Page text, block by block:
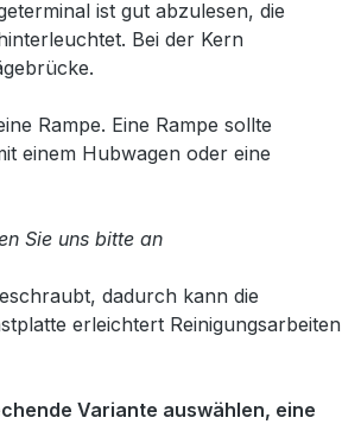
ist gut abzulesen, die
Bei der Kern
Rampe. Eine Rampe sollte
einem Hubwagen oder eine
Sie uns bitte an
dadurch kann die
erleichtert Reinigungsarbeiten
Variante auswählen, eine